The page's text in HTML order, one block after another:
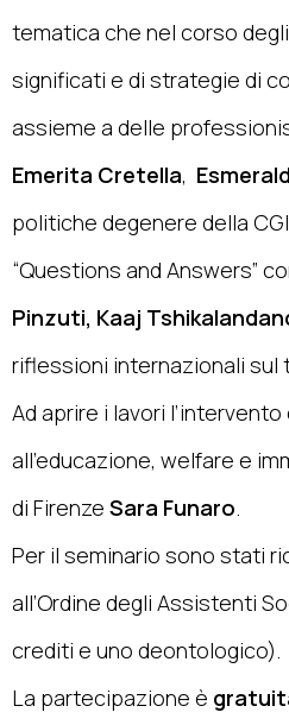
tematica che nel corso
significati e di strategie di
assieme a delle
Emerita Cretella,
politiche degenere della
“Questions and Answers”
Pinzuti, Kaaj
riflessioni internazionali sul
Ad aprire i lavori l’intervento
all’educazione, welfare e
di Firenze Sara Funaro
Per il seminario sono stati
all’Ordine degli Assistenti
crediti e uno deontologico).
La partecipazione è